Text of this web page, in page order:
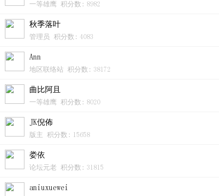
一等雄鹰 积分数: 8982
秋季落叶
管理员 积分数: 4083
Ann
地区联络站 积分数: 38172
曲比阿且
一等雄鹰 积分数: 8020
JK倪佈
版主 积分数: 15658
娄依
论坛元老 积分数: 31815
aniuxuewei